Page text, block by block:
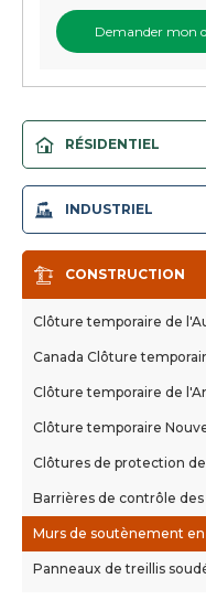
RÉSIDENTIEL
Clôture 3D
Clôture 2D
Portes de clôture
INDUSTRIEL
Clôtures tubulaires en
Clôture de maillon de
Clôtures de stade
Clôtures de palissade
Clôtures de rouleau
CONSTRUCTION
Clôture temporaire de
Canada Clôture
Clôture temporaire de
Clôture temporaire
Clôtures de protection
Barrières de contrôle
Murs de soutènement
Panneaux de treillis